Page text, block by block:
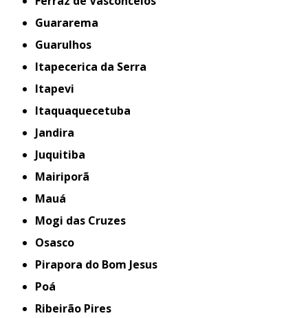
Guararema
Guarulhos
Itapecerica da Serra
Itapevi
Itaquaquecetuba
Jandira
Juquitiba
Mairiporã
Mauá
Mogi das Cruzes
Osasco
Pirapora do Bom Jesus
Poá
Ribeirão Pires